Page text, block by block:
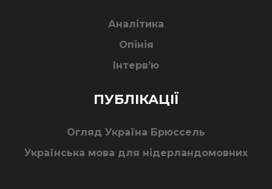
Аналітика
Опінія
Інтерв’ю
ПУБЛІКАЦІЇ
Огляд Україна Брюссель
Українська мова для нідерландомовних